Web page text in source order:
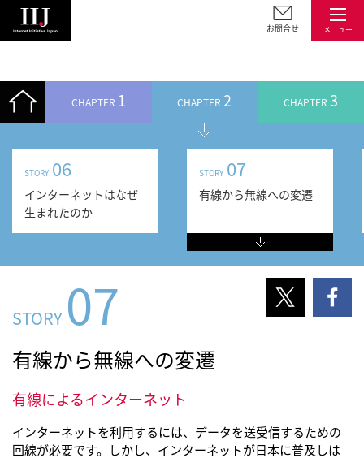
メニュー
お問合せ
CHAPTER 1 CHAPTER2 CHAPTER3
STORY 06
インターネットはなぜ
生まれたのか
STORY 07
有線から無線への変遷
STORY 07
有線から無線への変遷
有線によるインターネット
インターネットを利用するには、データを送受信するための
回線が必要です。しかし、インターネットが日本に普及しは